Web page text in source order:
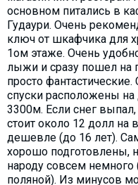
основном питались в
Гудаури. Очень
ключ от шкафчика для
1ом этаже. Очень
лыжи и сразу пошел на
просто фантастические.
спуски расположены на
3300м. Если снег выпал,
стоит около 12 долл на
дешевле (до 16 лет).
хорошо подготовлены,
народу совсем
поляной). Из минусов